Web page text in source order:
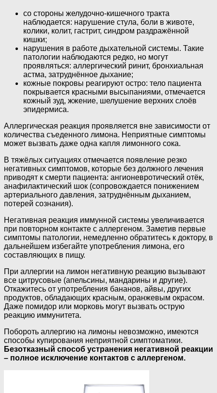
со стороны желудочно-кишечного тракта
наблюдается: нарушение стула, боли в животе,
колики, колит, гастрит, синдром раздражённой
кишки;
нарушения в работе дыхательной системы. Такие
патологии наблюдаются редко, но могут
проявляться: аллергический ринит, бронхиальная
астма, затруднённое дыхание;
кожные покровы реагируют остро: тело пациента
покрывается красными высыпаниями, отмечается
кожный зуд, жжение, шелушение верхних слоёв
эпидермиса.
Аллергическая реакция проявляется вне зависимости от
количества съеденного лимона. Неприятные симптомы
может вызвать даже одна капля лимонного сока.
В тяжёлых ситуациях отмечается появление резко
негативных симптомов, которые без должного лечения
приводят к смерти пациента: ангионевротический отёк,
анафилактический шок (сопровождается понижением
артериального давления, затруднённым дыханием,
потерей сознания).
Негативная реакция иммунной системы увеличивается
при повторном контакте с аллергеном. Заметив первые
симптомы патологии, немедленно обратитесь к доктору, в
дальнейшем избегайте употребления лимона, его
составляющих в пищу.
При аллергии на лимон негативную реакцию вызывают
все цитрусовые (апельсины, мандарины и другие).
Откажитесь от употребления бананов, айвы, других
продуктов, обладающих красным, оранжевым окрасом.
Даже помидор или морковь могут вызвать острую
реакцию иммунитета.
Побороть аллергию на лимоны невозможно, имеются
способы купирования неприятной симптоматики.
Безотказный способ устранения негативной реакции
– полное исключение контактов с аллергеном.